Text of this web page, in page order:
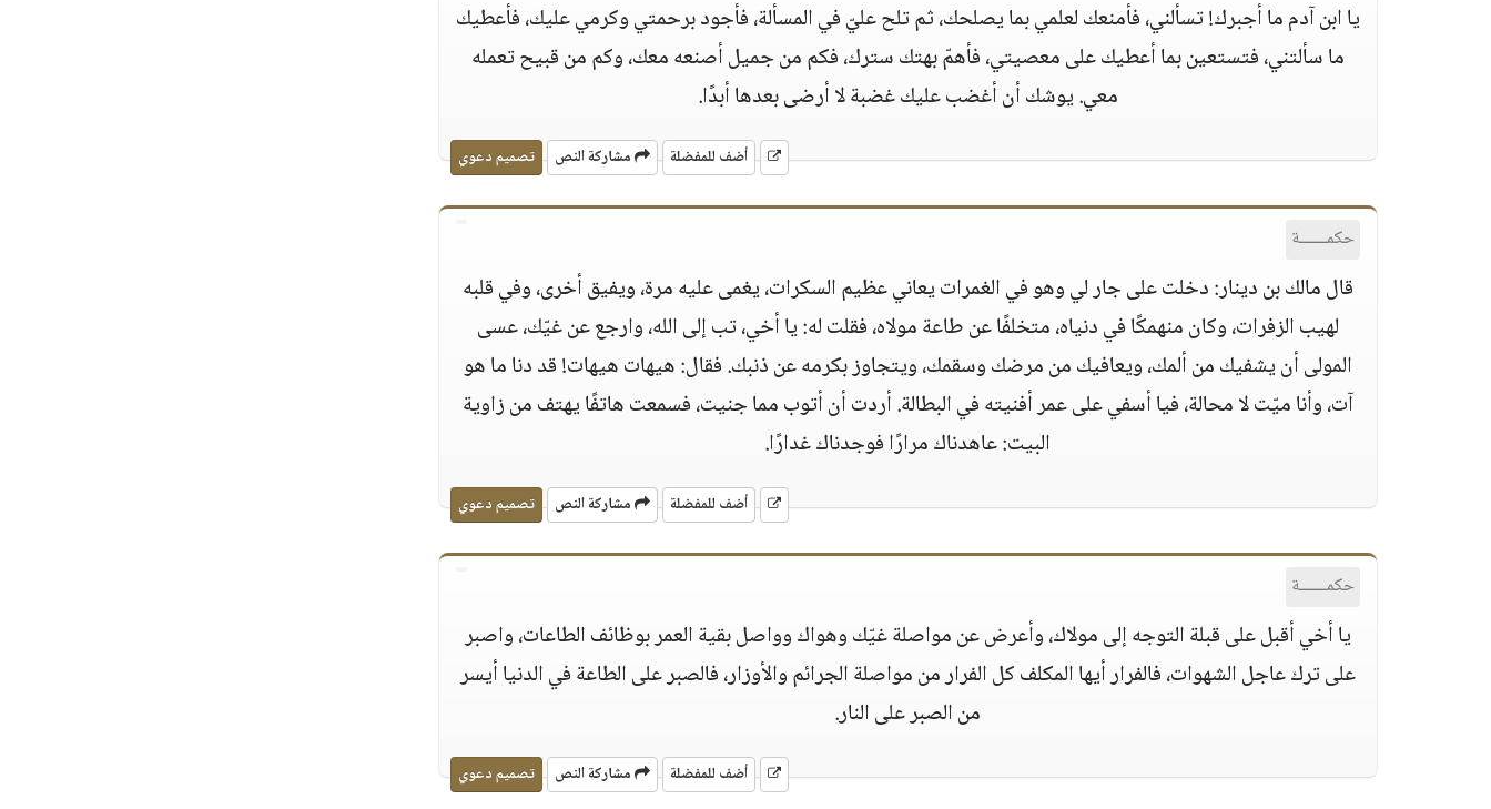
يا ابن آدم ما أجبرك‏!‏ تسألني، فأمنعك لعلمي بما يصلحك، ثم تلح عليّ في المسألة، فأجود برحمتي وكرمي عليك، فأعطيك
ما سألتني، فتستعين بما أعطيك على معصيتي، فأهمّ بهتك سترك، فكم من جميل أصنعه معك، وكم من قبيح تعمله
معي‏.‏ يوشك أن أغضب عليك غضبة لا أرضى بعدها أبدًا‏.
أضف للمفضلة مشاركة النص تصميم دعوي
حكمــــــة
قال مالك بن دينار‏:‏ دخلت على جار لي وهو في الغمرات يعاني عظيم السكرات، يغمى عليه مرة، ويفيق أخرى، وفي قلبه
لهيب الزفرات، وكان منهمكًا في دنياه، متخلفًا عن طاعة مولاه، فقلت له‏:‏ يا أخي، تب إلى الله، وارجع عن غيّك، عسى
المولى أن يشفيك من ألمك، ويعافيك من مرضك وسقمك، ويتجاوز بكرمه عن ذنبك‏.‏ فقال‏:‏ هيهات هيهات‏!‏ قد دنا ما هو
آت، وأنا ميّت لا محالة، فيا أسفي على عمر أفنيته في البطالة‏.‏ أردت أن أتوب مما جنيت، فسمعت هاتفًا يهتف من زاوية
البيت‏:‏ عاهدناك مرارًا فوجدناك غدارًا‏.‏
أضف للمفضلة مشاركة النص تصميم دعوي
حكمــــــة
يا أخي أقبل على قبلة التوجه إلى مولاك، وأعرض عن مواصلة غيّك وهواك وواصل بقية العمر بوظائف الطاعات، واصبر
على ترك عاجل الشهوات، فالفرار أيها المكلف كل الفرار من مواصلة الجرائم والأوزار، فالصبر على الطاعة في الدنيا أيسر
من الصبر على النار‏.‏
أضف للمفضلة مشاركة النص تصميم دعوي